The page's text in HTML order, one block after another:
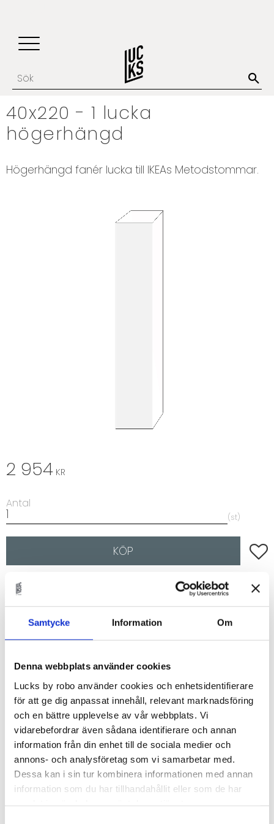
Samtycke Information Om
Denna webbplats använder cookies
Lucks by robo använder cookies och enhetsidentifierare
för att ge dig anpassat innehåll, relevant marknadsföring
och en bättre upplevelse av vår webbplats. Vi
vidarebefordrar även sådana identifierare och annan
information från din enhet till de sociala medier och
annons- och analysföretag som vi samarbetar med.
Dessa kan i sin tur kombinera informationen med annan
information som du har tillhandahållit eller som de har
40x220 - 1 lucka
högerhängd
Högerhängd fanér lucka till IKEAs Metodstommar.
2 954 KR
Antal
st
KÖP
Lagerstatus
Beställningsvara.Leveranstid 6-
Fanér lucka som passar till IKEAs Metod-stommar.
Val av faner
Du kan välja i mellan:
- White Ash
- Soaped Oak
- True Oak
- Tanned Oak
- True Elm
- Amber Oak
- Porcini Oak